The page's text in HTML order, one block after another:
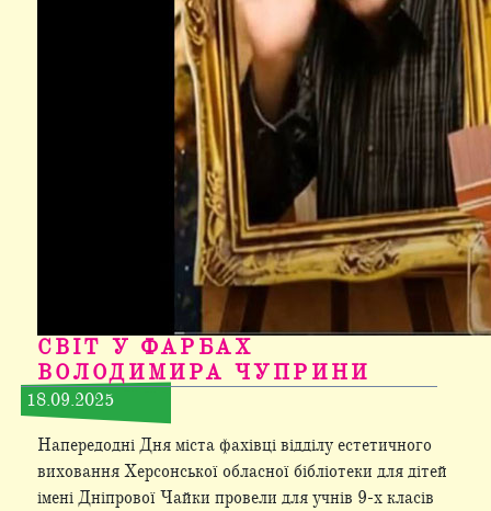
СВІТ У ФАРБАХ
ВОЛОДИМИРА ЧУПРИНИ
18.09.2025
Напередодні Дня міста фахівці відділу естетичного
виховання Херсонської обласної бібліотеки для дітей
імені Дніпрової Чайки провели для учнів 9-х класів